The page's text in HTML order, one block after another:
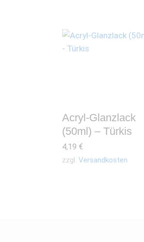
Acryl-Glanzlack
(50ml) – Türkis
4,19 €
zzgl. Versandkosten